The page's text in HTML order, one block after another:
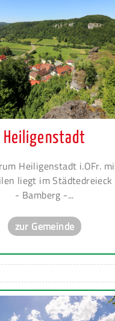
Heiligenstadt
Heiligenstadt i.OFr.
liegt im
- Bamberg -...
zur Gemeinde